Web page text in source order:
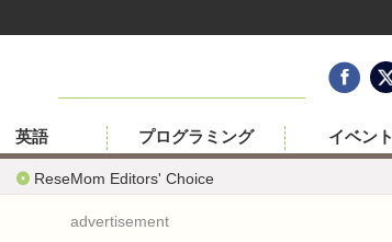
ReseMom Editors' Choice
英語 プログラミング イベント
advertisement